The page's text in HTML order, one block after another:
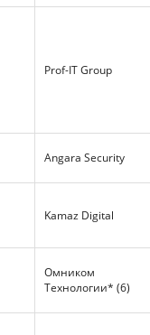
Prof-IT Group
Angara Security
Kamaz Digital
Омником
Технологии* (6)